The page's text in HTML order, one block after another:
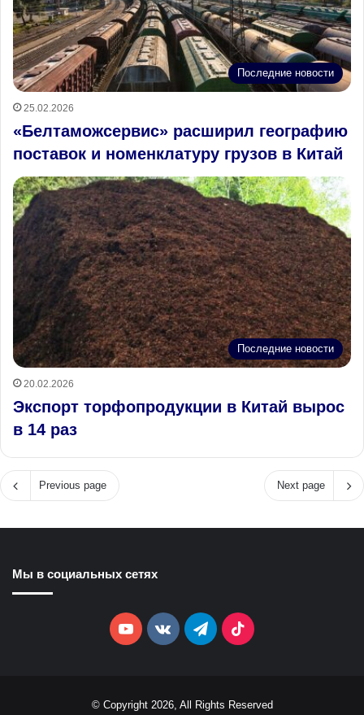
Последние новости
25.02.2026
«Белтаможсервис» расширил географию
поставок и номенклатуру грузов в Китай
Последние новости
20.02.2026
Экспорт торфопродукции в Китай вырос
в 14 раз
Previous page Next page
Мы в социальных сетях
YouTubevk.comTelegramTikTok
© Copyright 2026, All Rights Reserved